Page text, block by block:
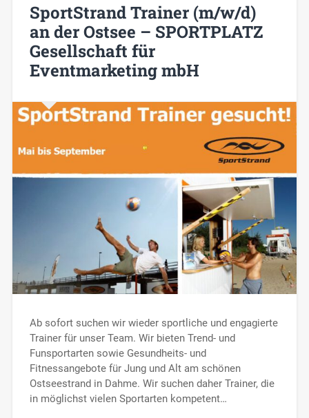
SportStrand Trainer (m/w/d)
an der Ostsee – SPORTPLATZ
Gesellschaft für
Eventmarketing mbH
Ab sofort suchen wir wieder sportliche und engagierte
Trainer für unser Team. Wir bieten Trend- und
Funsportarten sowie Gesundheits- und
Fitnessangebote für Jung und Alt am schönen
Ostseestrand in Dahme. Wir suchen daher Trainer, die
in möglichst vielen Sportarten kompetent…